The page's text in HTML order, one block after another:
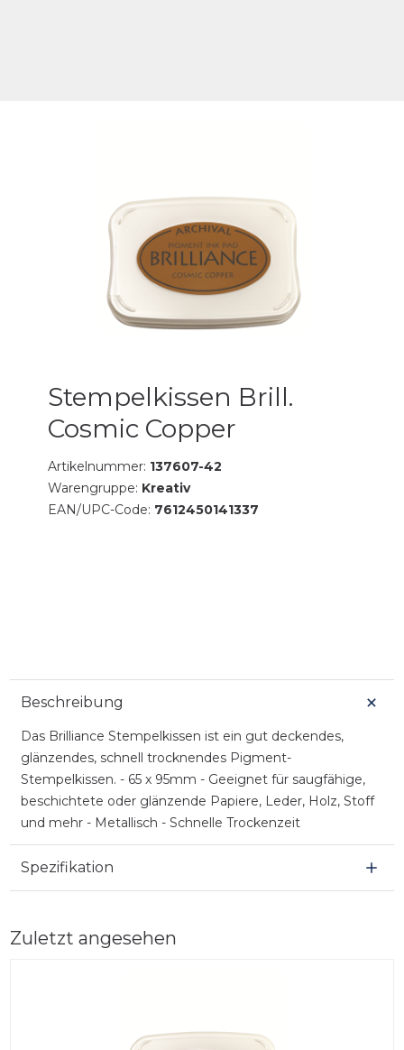
Stempelkissen Brill.
Cosmic Copper
Artikelnummer: 137607-42
Warengruppe: Kreativ
EAN/UPC-Code: 7612450141337
Beschreibung
Das Brilliance Stempelkissen ist ein gut deckendes,
glänzendes, schnell trocknendes Pigment-
Stempelkissen. - 65 x 95mm - Geeignet für saugfähige,
beschichtete oder glänzende Papiere, Leder, Holz, Stoff
und mehr - Metallisch - Schnelle Trockenzeit
Spezifikation
Zuletzt angesehen